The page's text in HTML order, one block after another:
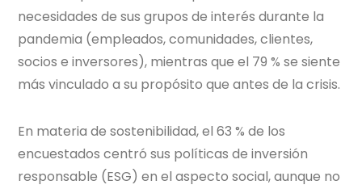
necesidades de sus grupos de interés durante la
pandemia (empleados, comunidades, clientes,
socios e inversores), mientras que el 79 % se siente
más vinculado a su propósito que antes de la crisis.
En materia de sostenibilidad, el 63 % de los
encuestados centró sus políticas de inversión
responsable (ESG) en el aspecto social, aunque no